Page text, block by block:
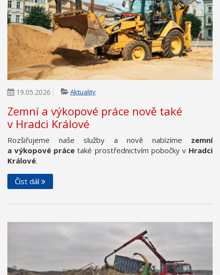
19.05.2026 Aktuality
Zemní a výkopové práce nově také
v Hradci Králové
Rozšiřujeme naše služby a nově nabízíme zemní
a výkopové práce také prostřednictvím pobočky v Hradci
Králové.
Číst dál